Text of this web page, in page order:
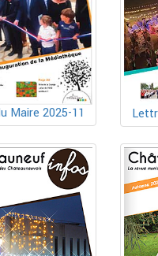
Maire 2025-11